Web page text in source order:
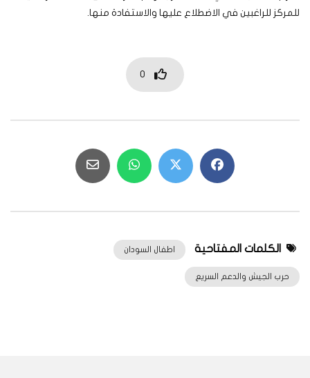
للمركز للراغبين في الاضطلاع عليها والاستفادة منها.
0
الكلمات المفتاحية اطفال السودان
حرب الجيش والدعم السريع